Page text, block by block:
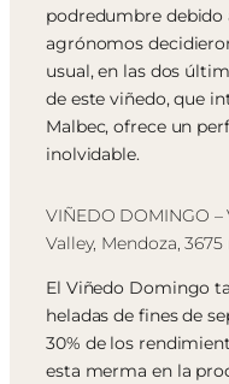
podredumbre debido
agrónomos
usual, en las dos
de este viñedo, que
Malbec, ofrece un
inolvidable.
VIÑEDO DOMINGO
Valley, Mendoza,
El Viñedo Domingo
heladas de fines de
30% de los
esta merma en la